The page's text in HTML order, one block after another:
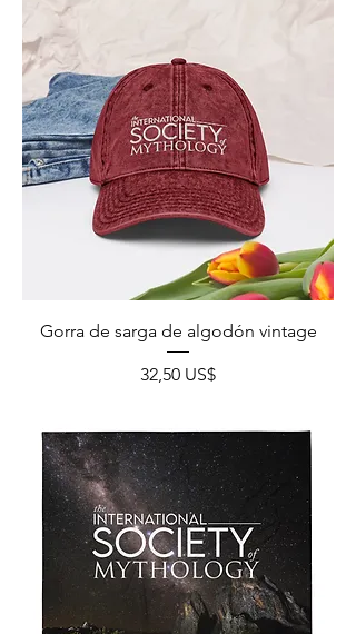
Gorra de sarga de algodón vintage
Precio
32,50 US$